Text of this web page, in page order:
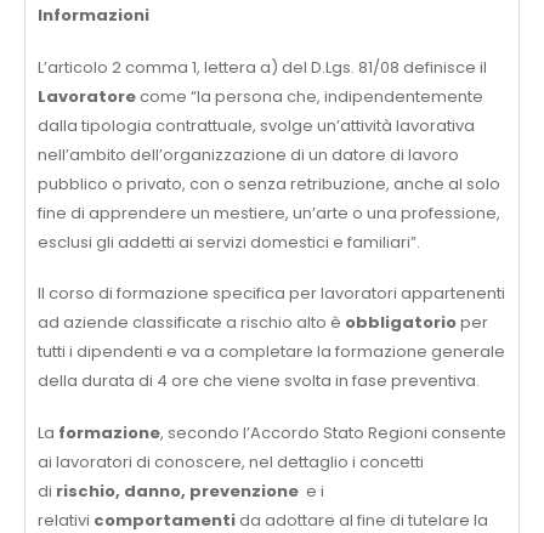
Informazioni
L’articolo 2 comma 1, lettera a) del D.Lgs. 81/08 definisce il
Lavoratorecome “la persona che, indipendentemente
dalla tipologia contrattuale, svolge un’attività lavorativa
nell’ambito dell’organizzazione di un datore di lavoro
pubblico o privato, con o senza retribuzione, anche al solo
fine di apprendere un mestiere, un’arte o una professione,
esclusi gli addetti ai servizi domestici e familiari”.
Il corso di formazione specifica per lavoratori appartenenti
ad aziende classificate a rischio alto è obbligatorioper
tutti i dipendenti e va a completare la formazione generale
della durata di 4 ore che viene svolta in fase preventiva.
La formazione, secondo l’Accordo Stato Regioni consente
ai lavoratori di conoscere, nel dettaglio i concetti
di rischio, danno, prevenzione e i
relativi comportamentida adottare al fine di tutelare la